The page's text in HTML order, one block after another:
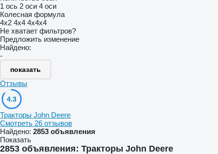
1 ось 2 оси 4 оси
Колесная формула
4x2 4x4 4x4x4
Не хватает фильтров?
Предложить изменение
Найдено:
-
показать
Отзывы
4.3
Тракторы John Deere
Смотреть 26 отзывов
Найдено: 2853 объявления
Показать
2853 объявления: Тракторы John Deere